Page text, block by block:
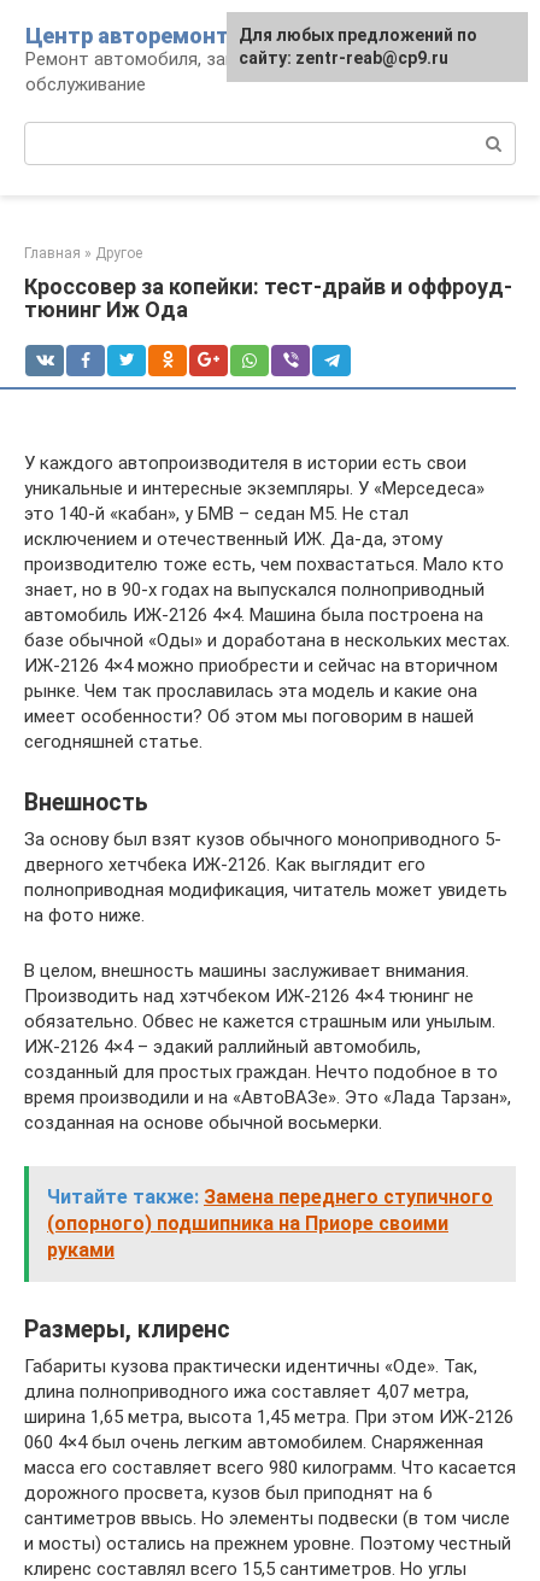
контенту
Центр авторемонта
Ремонт автомобиля, запчасти и
обслуживание
Главная » Другое
Кроссовер за копейки: тест-драйв и оффроуд-
тюнинг Иж Ода
У каждого автопроизводителя в истории есть свои
уникальные и интересные экземпляры. У «Мерседеса»
это 140-й «кабан», у БМВ – седан М5. Не стал
исключением и отечественный ИЖ. Да-да, этому
производителю тоже есть, чем похвастаться. Мало кто
знает, но в 90-х годах на выпускался полноприводный
автомобиль ИЖ-2126 4×4. Машина была построена на
базе обычной «Оды» и доработана в нескольких местах.
ИЖ-2126 4×4 можно приобрести и сейчас на вторичном
рынке. Чем так прославилась эта модель и какие она
имеет особенности? Об этом мы поговорим в нашей
сегодняшней статье.
Внешность
За основу был взят кузов обычного моноприводного 5-
дверного хетчбека ИЖ-2126. Как выглядит его
полноприводная модификация, читатель может увидеть
на фото ниже.
В целом, внешность машины заслуживает внимания.
Производить над хэтчбеком ИЖ-2126 4×4 тюнинг не
обязательно. Обвес не кажется страшным или унылым.
ИЖ-2126 4×4 – эдакий раллийный автомобиль,
созданный для простых граждан. Нечто подобное в то
время производили и на «АвтоВАЗе». Это «Лада Тарзан»,
созданная на основе обычной восьмерки.
Читайте также: Замена переднего ступичного
(опорного) подшипника на Приоре своими
руками
Размеры, клиренс
Габариты кузова практически идентичны «Оде». Так,
длина полноприводного ижа составляет 4,07 метра,
ширина 1,65 метра, высота 1,45 метра. При этом ИЖ-2126
060 4×4 был очень легким автомобилем. Снаряженная
масса его составляет всего 980 килограмм. Что касается
дорожного просвета, кузов был приподнят на 6
сантиметров ввысь. Но элементы подвески (в том числе
и мосты) остались на прежнем уровне. Поэтому честный
клиренс составлял всего 15,5 сантиметров. Но углы
Для любых предложений по
сайту: zentr-reab@cp9.ru